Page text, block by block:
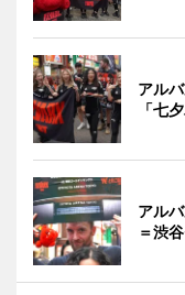
アル
「七
アル
＝渋